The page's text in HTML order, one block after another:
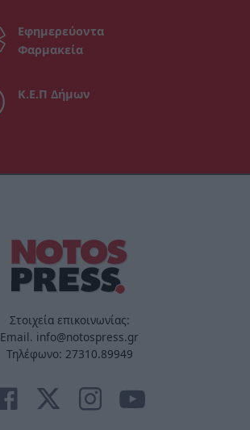
Εφημερεύοντα
Φαρμακεία
Κ.Ε.Π Δήμων
Στοιχεία επικοινωνίας:
Email. info@notospress.gr
Τηλέφωνο: 27310.89949